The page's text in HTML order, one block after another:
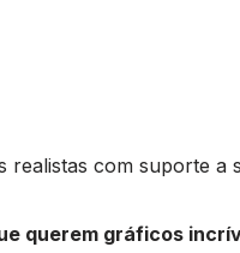
realistas com suporte a
querem gráficos